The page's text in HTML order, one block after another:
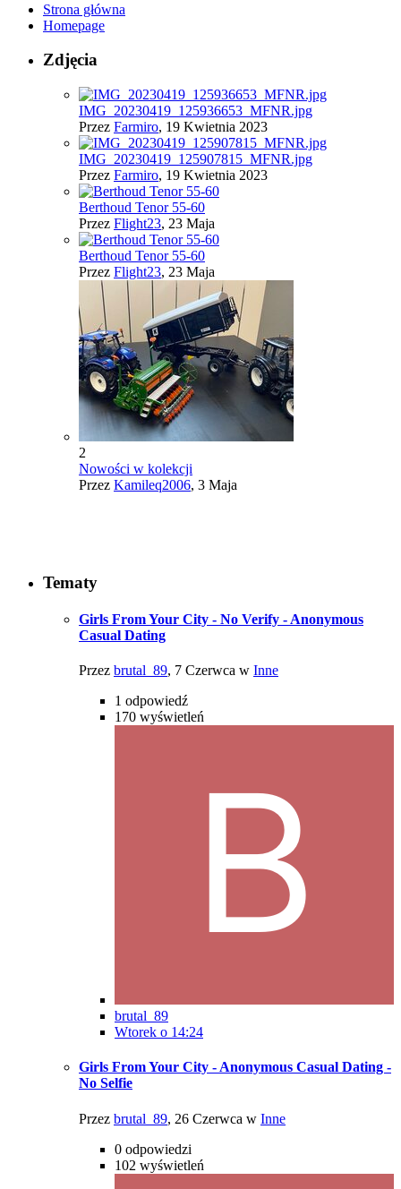
Strona główna
Homepage
Zdjęcia
IMG_20230419_125936653_MFNR.jpg
Przez Farmiro, 19 Kwietnia 2023
IMG_20230419_125907815_MFNR.jpg
Przez Farmiro, 19 Kwietnia 2023
Berthoud Tenor 55-60
Przez Flight23, 23 Maja
Berthoud Tenor 55-60
Przez Flight23, 23 Maja
2
Nowości w kolekcji
Przez Kamileq2006, 3 Maja
Tematy
Girls From Your City - No Verify - Anonymous
Casual Dating
Przez brutal_89, 7 Czerwca w Inne
1 odpowiedź
170 wyświetleń
brutal_89
Wtorek o 14:24
Girls From Your City - Anonymous Casual Dating -
No Selfie
Przez brutal_89, 26 Czerwca w Inne
0 odpowiedzi
102 wyświetleń